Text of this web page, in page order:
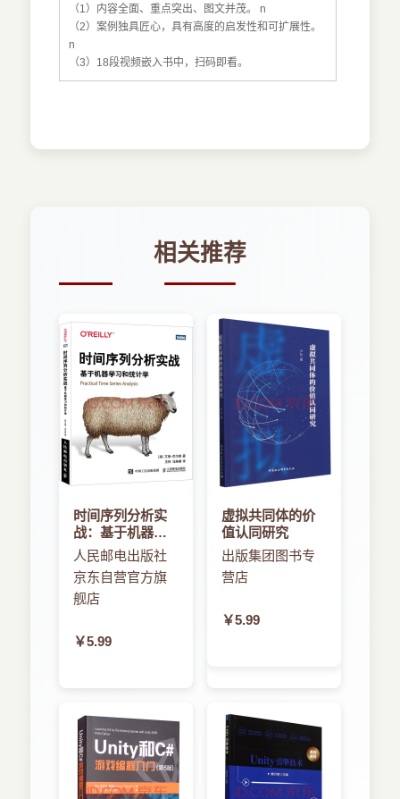
（1）内容全面、重点突出、图文并茂。 n
（2）案例独具匠心，具有高度的启发性和可扩展性。
n
（3）18段视频嵌入书中，扫码即看。
相关推荐
时间序列分析实
战：基于机器学
习和统计学
人民邮电出版社
京东自营官方旗
舰店
￥5.99
虚拟共同体的价
值认同研究
出版集团图书专
营店
￥5.99